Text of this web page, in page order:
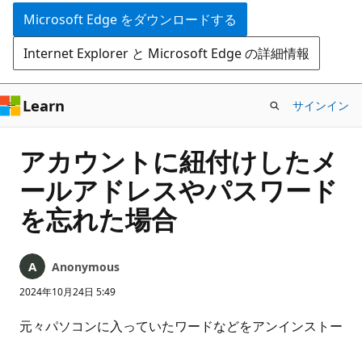
ツ
に
ス
キ
ッ
プ
Microsoft Edge をダウンロードする
Internet Explorer と Microsoft Edge の詳細情報
Learn サインイン
アカウントに紐付けしたメ
ールアドレスやパスワード
を忘れた場合
Anonymous
2024年10月24日 5:49
元々パソコンに入っていたワードなどをアンインストー